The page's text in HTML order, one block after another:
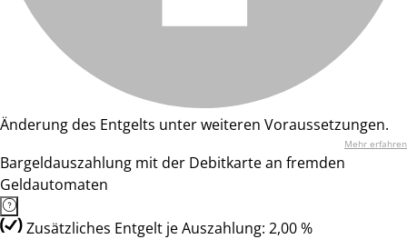
Änderung des Entgelts unter weiteren Voraussetzungen.
Mehr erfahren
Bargeldauszahlung mit der Debitkarte an fremden
Geldautomaten
Zusätzliches Entgelt je Auszahlung: 2,00 %